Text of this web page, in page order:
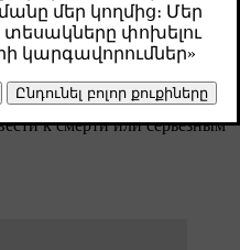
предупреждающим
ситуацию, которая, если
к смерти или серьезным